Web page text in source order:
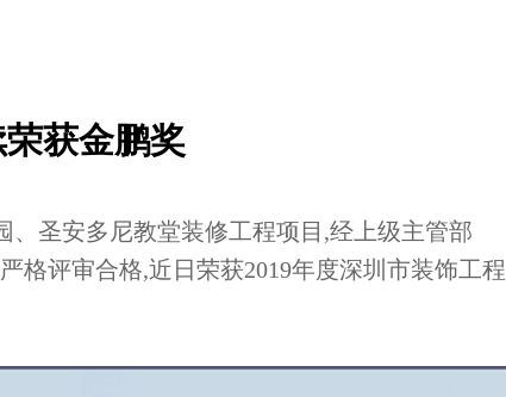
获金鹏奖
圣安多尼教堂装修工程项目,经上级主管部
格评审合格,近日荣获2019年度深圳市装饰工程